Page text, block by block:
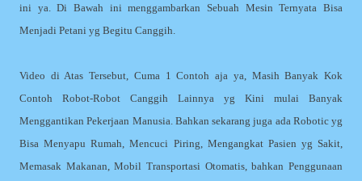
ini ya. Di Bawah ini menggambarkan Sebuah Mesin Ternyata Bisa
Menjadi Petani yg Begitu Canggih.
Video di Atas Tersebut, Cuma 1 Contoh aja ya, Masih Banyak Kok
Contoh Robot-Robot Canggih Lainnya yg Kini mulai Banyak
Menggantikan Pekerjaan Manusia. Bahkan sekarang juga ada Robotic yg
Bisa Menyapu Rumah, Mencuci Piring, Mengangkat Pasien yg Sakit,
Memasak Makanan, Mobil Transportasi Otomatis, bahkan Penggunaan